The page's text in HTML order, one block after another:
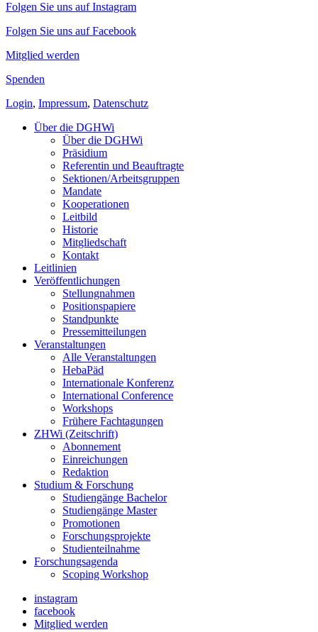
Folgen Sie uns auf Instagram
Folgen Sie uns auf Facebook
Mitglied werden
Spenden
Login, Impressum, Datenschutz
Über die DGHWi
Über die DGHWi
Präsidium
Referentin und Beauftragte
Sektionen/Arbeitsgruppen
Mandate
Kooperationen
Leitbild
Historie
Mitgliedschaft
Kontakt
Leitlinien
Veröffentlichungen
Stellungnahmen
Positionspapiere
Standpunkte
Pressemitteilungen
Veranstaltungen
Alle Veranstaltungen
HebaPäd
Internationale Konferenz
International Conference
Workshops
Frühere Fachtagungen
ZHWi (Zeitschrift)
Abonnement
Einreichungen
Redaktion
Studium & Forschung
Studiengänge Bachelor
Studiengänge Master
Promotionen
Forschungsprojekte
Studienteilnahme
Forschungsagenda
Scoping Workshop
instagram
facebook
Mitglied werden